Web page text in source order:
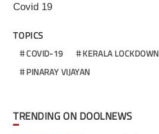
Covid 19
TOPICS
COVID-19
KERALA LOCKDOWN
PINARAY VIJAYAN
TRENDING ON DOOLNEWS